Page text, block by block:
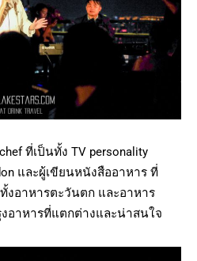
ที่เป็นทั้ง TV personality
และผู้เขียนหนังสืออาหาร ที่
งอาหารตะวันตก และอาหาร
อาหารที่แตกต่างและน่าสนใจ